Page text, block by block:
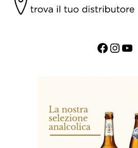
Facebook InstagramYouTube